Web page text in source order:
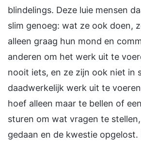
blindelings. Deze luie mensen
slim genoeg: wat ze ook doen,
alleen graag hun mond en
anderen om het werk uit te
nooit iets, en ze zijn ook niet in
daadwerkelijk werk uit te
hoef alleen maar te bellen of
sturen om wat vragen te
gedaan en de kwestie